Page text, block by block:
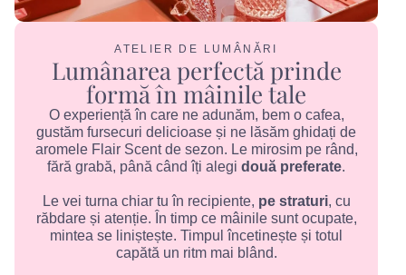
ATELIER DE LUMÂNĂRI
Lumânarea perfectă prinde
formă în mâinile tale
O experiență în care ne adunăm, bem o cafea,
gustăm fursecuri delicioase și ne lăsăm ghidați de
aromele Flair Scent de sezon. Le mirosim pe rând,
fără grabă, până când îți alegi două preferate.
Le vei turna chiar tu în recipiente, pe straturi, cu
răbdare și atenție. În timp ce mâinile sunt ocupate,
mintea se liniștește. Timpul încetinește și totul
capătă un ritm mai blând.